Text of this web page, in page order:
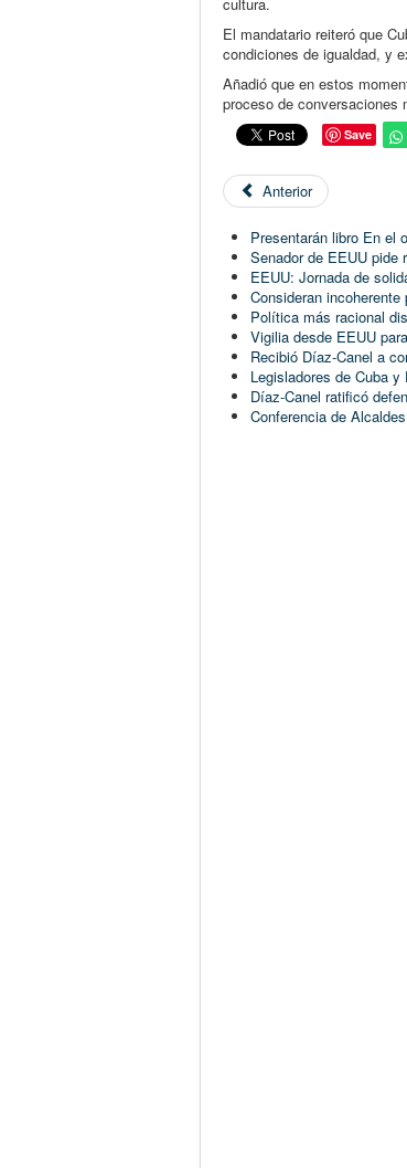
El mandatario reiteró que
condiciones de igualdad, y
Añadió que en estos
proceso de conversaciones
Save
Anterior
Presentarán libro En el
Senador de EEUU pide
EEUU: Jornada de
Consideran
Política más racional
Vigilia desde EEUU
Recibió Díaz-Canel a
Legisladores de Cuba
Díaz-Canel ratificó
Conferencia de